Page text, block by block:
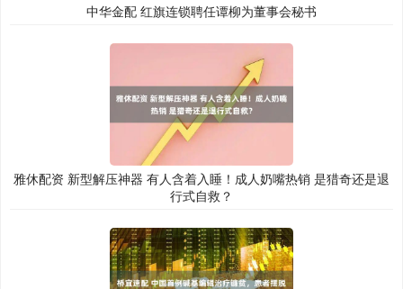
中华金配 红旗连锁聘任谭柳为董事会秘书
雅休配资 新型解压神器 有人含着入睡！成人奶嘴热销 是猎奇还是退
行式自救？